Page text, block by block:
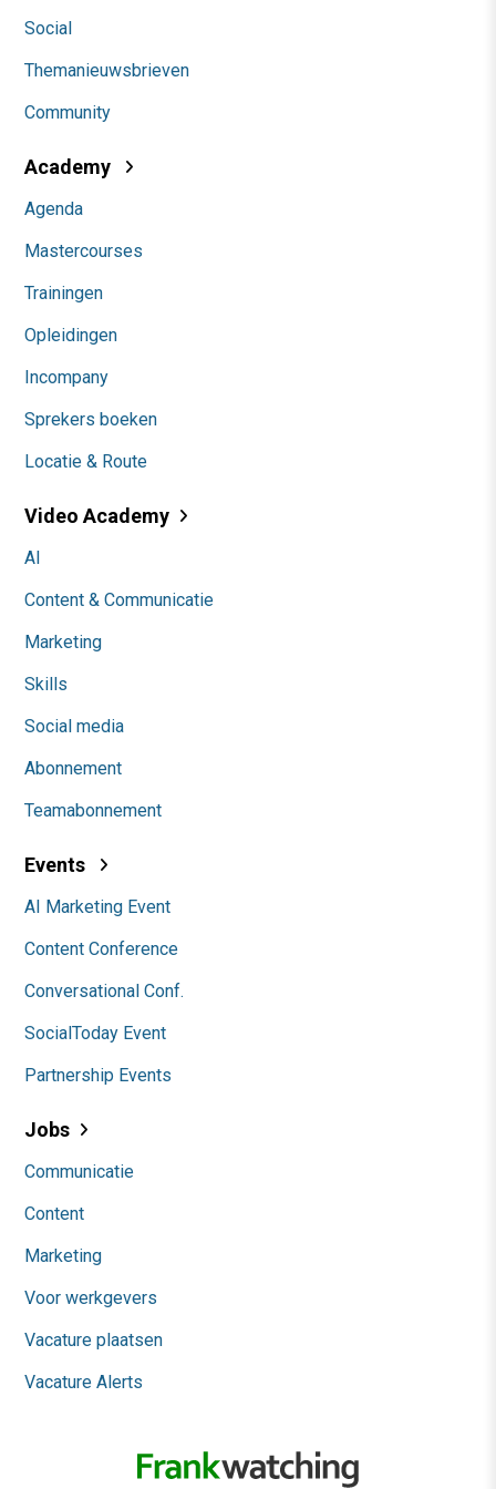
Social
Themanieuwsbrieven
Community
Academy
Agenda
Mastercourses
Trainingen
Opleidingen
Incompany
Sprekers boeken
Locatie & Route
Video Academy
AI
Content & Communicatie
Marketing
Skills
Social media
Abonnement
Teamabonnement
Events
AI Marketing Event
Content Conference
Conversational Conf.
SocialToday Event
Partnership Events
Jobs
Communicatie
Content
Marketing
Voor werkgevers
Vacature plaatsen
Vacature Alerts